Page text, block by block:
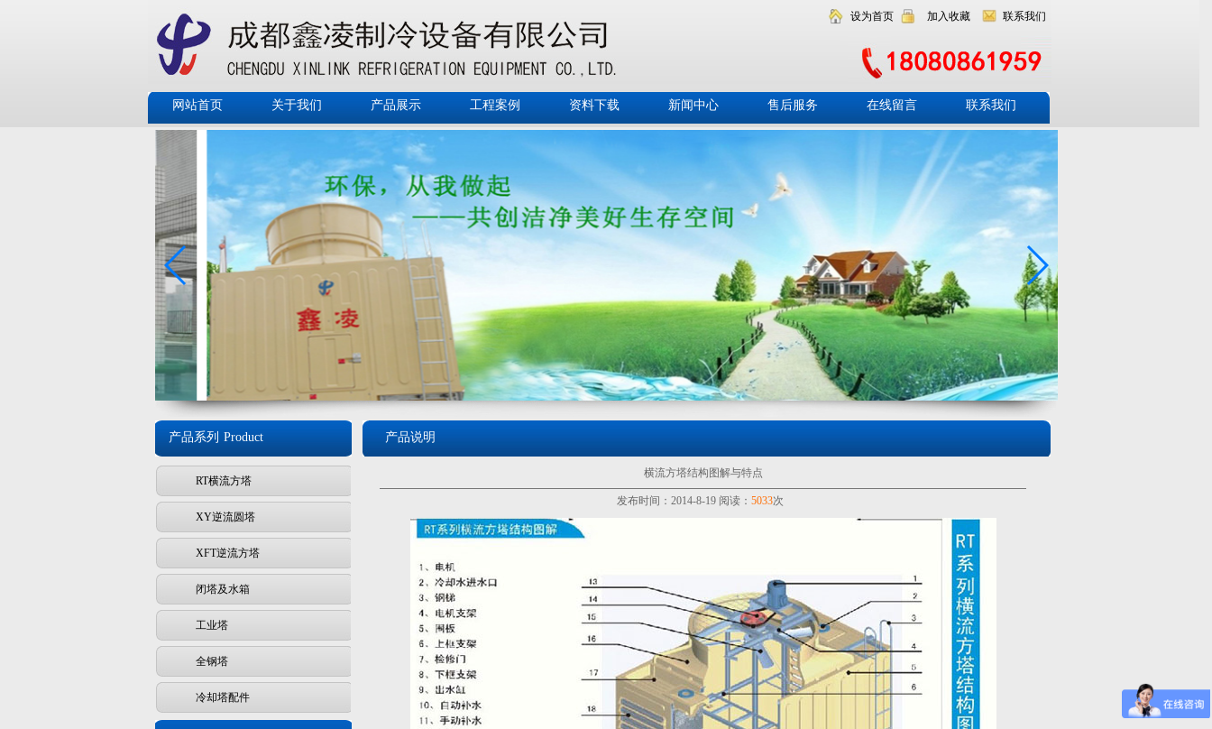
设为首页 加入收藏 联系我们
网站首页 关于我们 产品展示 工程案例 资料下载 新闻中心 售后服务 在线留言 联系我们
产品系列 Product
RT横流方塔
XY逆流圆塔
XFT逆流方塔
闭塔及水箱
工业塔
全钢塔
冷却塔配件
产品说明
横流方塔结构图解与特点
发布时间：2014-8-19 阅读： 5033次